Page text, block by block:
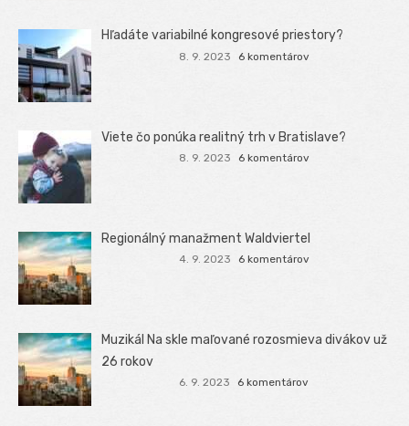
Hľadáte variabilné kongresové priestory?
8. 9. 2023 6 komentárov
Viete čo ponúka realitný trh v Bratislave?
8. 9. 2023 6 komentárov
Regionálný manažment Waldviertel
4. 9. 2023 6 komentárov
Muzikál Na skle maľované rozosmieva divákov už
26 rokov
6. 9. 2023 6 komentárov